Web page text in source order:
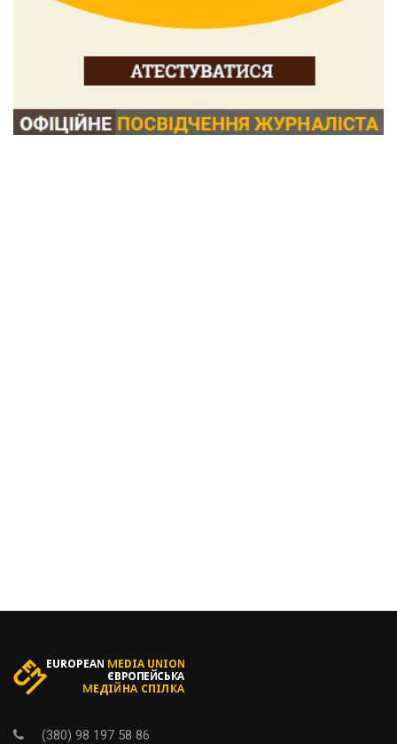
(380) 98 197 58 86